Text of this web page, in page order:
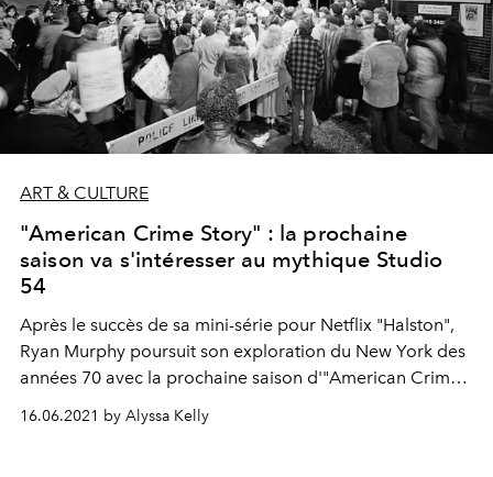
ART & CULTURE
"American Crime Story" : la prochaine
saison va s'intéresser au mythique Studio
54
Après le succès de sa mini-série pour Netflix "Halston",
Ryan Murphy poursuit son exploration du New York des
années 70 avec la prochaine saison d'"American Crime
16.06.2021 by Alyssa Kelly